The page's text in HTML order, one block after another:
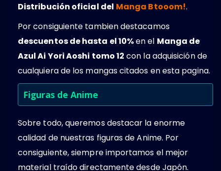
Distribución oficial del Manga Btooom!.
Por consiguiente tambien destacamos
descuentos de hasta el 10%en el Manga de
Azul Ai Yori Aoshi tomo 12 con la adquisición de
cualquiera de los mangas citados en esta pagina.
Figuras de Anime
Sobre todo, queremos destacar la enorme
calidad de nuestras figuras de Anime. Por
consiguiente, siempre importamos el mejor
material traído directamente desde Japón.